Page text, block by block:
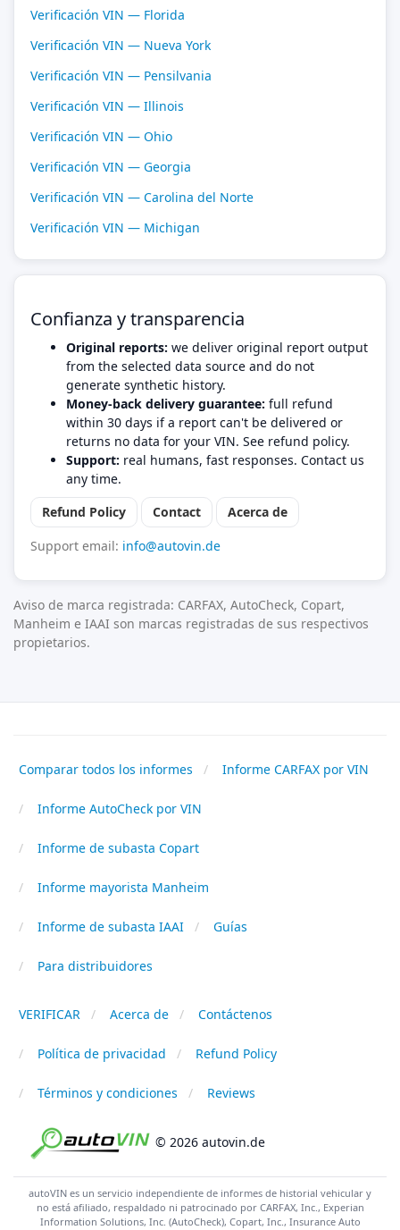
Verificación VIN — Florida
Verificación VIN — Nueva York
Verificación VIN — Pensilvania
Verificación VIN — Illinois
Verificación VIN — Ohio
Verificación VIN — Georgia
Verificación VIN — Carolina del Norte
Verificación VIN — Michigan
Confianza y transparencia
Original reports: we deliver original report output
from the selected data source and do not
generate synthetic history.
Money-back delivery guarantee: full refund
within 30 days if a report can't be delivered or
returns no data for your VIN. See refund policy.
Support: real humans, fast responses. Contact us
any time.
Refund Policy
Contact
Acerca de
Support email: info@autovin.de
Aviso de marca registrada: CARFAX, AutoCheck, Copart,
Manheim e IAAI son marcas registradas de sus respectivos
propietarios.
Comparar todos los informes Informe CARFAX por VIN
Informe AutoCheck por VIN
Informe de subasta Copart
Informe mayorista Manheim
Informe de subasta IAAI Guías
Para distribuidores
VERIFICAR Acerca de Contáctenos
Política de privacidad Refund Policy
Términos y condiciones Reviews
© 2026 autovin.de
autoVIN es un servicio independiente de informes de historial vehicular y
no está afiliado, respaldado ni patrocinado por CARFAX, Inc., Experian
Information Solutions, Inc. (AutoCheck), Copart, Inc., Insurance Auto